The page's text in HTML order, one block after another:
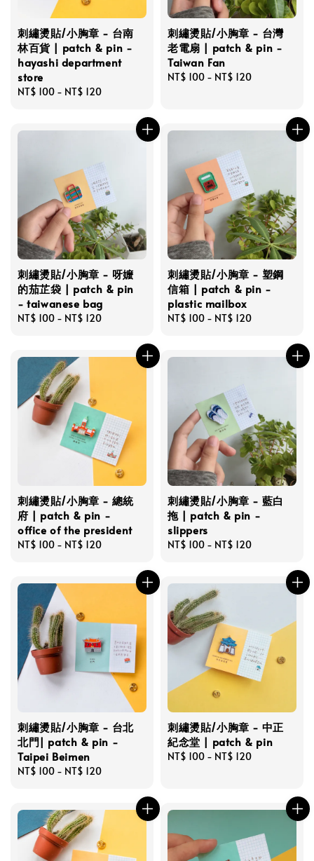
刺繡燙貼/小胸章 - 台南
林百貨 | patch & pin -
hayashi department
store
Regular
NT$ 100 - NT$ 120
刺繡燙貼/小胸章 - 台灣
老電扇 | patch & pin -
Taiwan Fan
Regular
NT$ 100 - NT$ 120
刺繡燙貼/小胸章 - 呀嬤
的茄芷袋 | patch & pin
- taiwanese bag
Regular
NT$ 100 - NT$ 120
刺繡燙貼/小胸章 - 塑鋼
信箱 | patch & pin -
plastic mailbox
Regular
NT$ 100 - NT$ 120
刺繡燙貼/小胸章 - 總統
府 | patch & pin -
office of the president
Regular
NT$ 100 - NT$ 120
刺繡燙貼/小胸章 - 藍白
拖 | patch & pin -
slippers
Regular
NT$ 100 - NT$ 120
刺繡燙貼/小胸章 - 台北
北門| patch & pin -
Taipei Beimen
Regular
NT$ 100 - NT$ 120
刺繡燙貼/小胸章 - 中正
紀念堂 | patch & pin
Regular
NT$ 100 - NT$ 120